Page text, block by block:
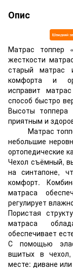
Опис
Матрас топпер
жесткости
старый матрас
комфорта и
исправит
способ быстро
Высоты топпера
приятным и
Матрас топпер
небольшие
ортопедические
Чехол съёмный,
на синтапоне,
комфорт.
матраса
регулирует
Пористая
матраса
обеспечивает
С помощью
вшитых в чехол,
месте: диване